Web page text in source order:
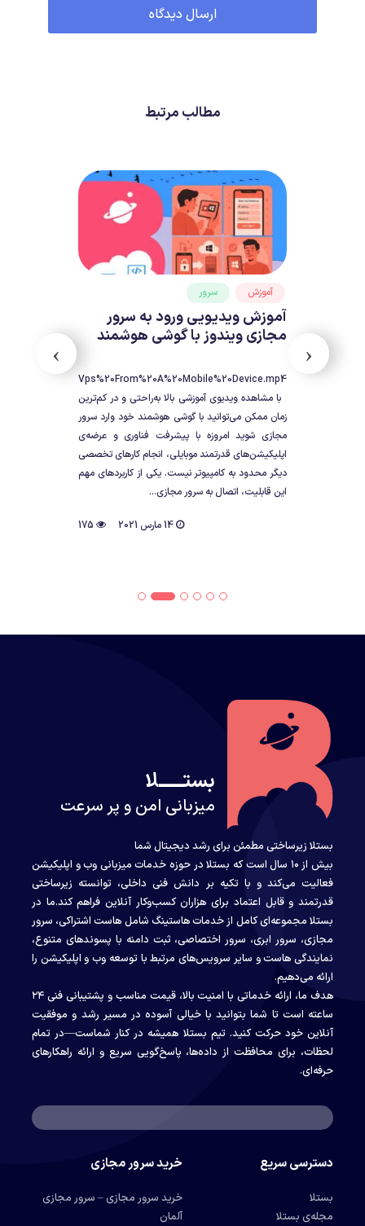
مطالب مرتبط
آموزش سرور
آموزش ویدیویی ورود به سرور
مجازی ویندوز با گوشی هوشمند
با مشاهده ویدیوی آموزشی بالا به‌راحتی و در کم‌ترین
زمان ممکن می‌توانید با گوشی هوشمند خود وارد سرور
مجازی شوید امروزه با پیشرفت فناوری و عرضه‌ی
اپلیکیشن‌های قدرتمند موبایلی، انجام کارهای تخصصی
دیگر محدود به کامپیوتر نیست. یکی از کاربردهای مهم
این قابلیت، اتصال به سرور مجازی...
‹
›
بستــــــلا
میزبانی امن و پر سرعت
بستلا زیرساختی مطمئن برای رشد دیجیتال شما
بیش از ۱۰ سال است که بستلا در حوزه خدمات میزبانی وب و اپلیکیشن
فعالیت می‌کند و با تکیه بر دانش فنی داخلی، توانسته زیرساختی
قدرتمند و قابل اعتماد برای هزاران کسب‌وکار آنلاین فراهم کند.ما در
بستلا مجموعه‌ای کامل از خدمات هاستینگ شامل هاست اشتراکی، سرور
مجازی، سرور ابری، سرور اختصاصی، ثبت دامنه با پسوندهای متنوع،
نمایندگی هاست و سایر سرویس‌های مرتبط با توسعه وب و اپلیکیشن را
ارائه می‌دهیم.
هدف ما، ارائه خدماتی با امنیت بالا، قیمت مناسب و پشتیبانی فنی ۲۴
ساعته است تا شما بتوانید با خیالی آسوده در مسیر رشد و موفقیت
آنلاین خود حرکت کنید. تیم بستلا همیشه در کنار شماست—در تمام
لحظات، برای محافظت از داده‌ها، پاسخ‌گویی سریع و ارائه راهکارهای
حرفه‌ای.
دسترسی سریع
بستلا
مجله‌ی بستلا
خرید سرور مجازی
خرید سرور مجازی – سرور مجازی
آلمان